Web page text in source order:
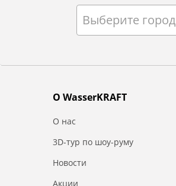
Выберите город
О WasserKRAFT
О нас
3D-тур по шоу-руму
Новости
Акции